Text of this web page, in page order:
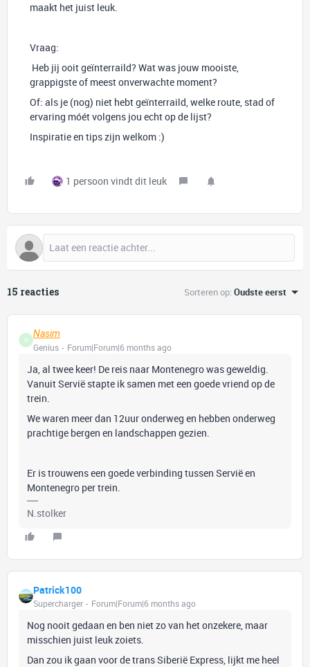
maakt het juist leuk.
Vraag:
Heb jij ooit geïnterraild? Wat was jouw mooiste,
grappigste of meest onverwachte moment?
Of: als je (nog) niet hebt geïnterraild, welke route, stad of
ervaring móét volgens jou echt op de lijst?
Inspiratie en tips zijn welkom :)
1 persoon vindt dit leuk
15 reacties Sorteren op:Oudste eerst
N
Nasim
Genius
Forum|Forum|6 months ago
Ja, al twee keer! De reis naar Montenegro was geweldig.
Vanuit Servië stapte ik samen met een goede vriend op de
trein.
We waren meer dan 12uur onderweg en hebben onderweg
prachtige bergen en landschappen gezien.
Er is trouwens een goede verbinding tussen Servië en
Montenegro per trein.
N.stolker
Patrick100
Supercharger Forum|Forum|6 months ago
Nog nooit gedaan en ben niet zo van het onzekere, maar
misschien juist leuk zoiets.
Dan zou ik gaan voor de trans Siberië Express, lijkt me heel